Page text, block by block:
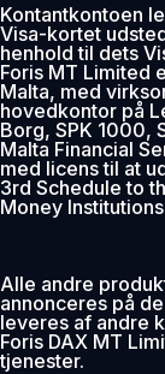
Kontantkontoen
Visa-kortet
henhold til dets
Foris MT Limited
Malta, med
hovedkontor på
Borg, SPK 1000,
Malta Financial
med licens til at
3rd Schedule to
Money
Alle andre
annonceres på
leveres af andre
Foris DAX MT
tjenester.